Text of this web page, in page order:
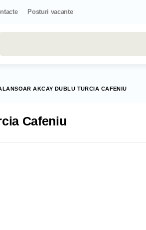
Posturi vacante
AKCAY DUBLU TURCIA CAFENIU
Cafeniu